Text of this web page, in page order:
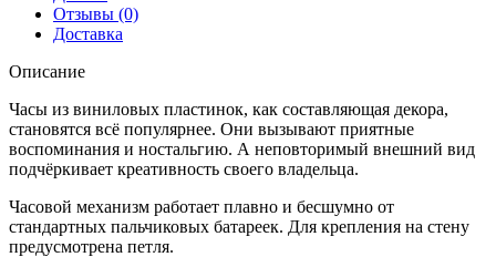
Отзывы (0)
Доставка
Описание
Часы из виниловых пластинок, как составляющая декора,
становятся всё популярнее. Они вызывают приятные
воспоминания и ностальгию. А неповторимый внешний вид
подчёркивает креативность своего владельца.
Часовой механизм работает плавно и бесшумно от
стандартных пальчиковых батареек. Для крепления на стену
предусмотрена петля.